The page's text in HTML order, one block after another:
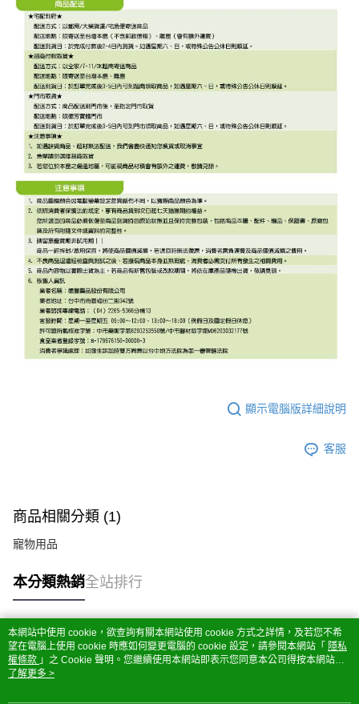
顯示電腦版詳細說明
客服
商品相關分類 (1)
寵物用品
本分類熱銷全站排行
熱門標籤
本網站中使用 cookie，欲查詢有關本網站使用 cookie 方式之詳情，及若您不希
望在電腦上使用 cookie 時應如何變更電腦的 cookie 設定，請參閱本網站「 隱私
權條款 」之 Cookie 聲明。您繼續使用本網站即表示您同意本公司得按本網站使
用條款之 Cookie 聲明使用 cookie。
了解更多 >